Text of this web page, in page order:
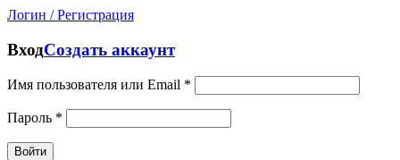
Логин / Регистрация
ВходСоздать аккаунт
Имя пользователя или Email *
Пароль *
Войти